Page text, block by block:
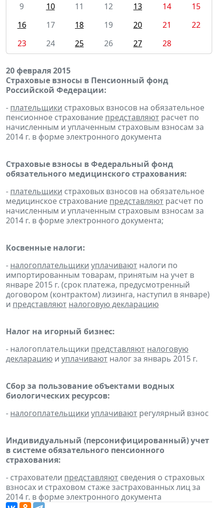
9
10 11 12 13 14
15
16
17 18 19 20 21
22
23
24 25 26 27 28
20 февраля 2015
Страховые взносы в Пенсионный фонд
Российской Федерации:
- плательщики страховых взносов на обязательное
пенсионное страхование представляют расчет по
начисленным и уплаченным страховым взносам за
2014 г. в форме электронного документа
Страховые взносы в Федеральный фонд
обязательного медицинского страхования:
- плательщики страховых взносов на обязательное
медицинское страхование представляют расчет по
начисленным и уплаченным страховым взносам за
2014 г. в форме электронного документа;
Косвенные налоги:
- налогоплательщики уплачивают налоги по
импортированным товарам, принятым на учет в
январе 2015 г. (срок платежа, предусмотренный
договором (контрактом) лизинга, наступил в январе)
и представляют налоговую декларацию
Налог на игорный бизнес:
- налогоплательщики представляют налоговую
декларацию и уплачивают налог за январь 2015 г.
Сбор за пользование объектами водных
биологических ресурсов:
- налогоплательщики уплачивают регулярный взнос
Индивидуальный (персонифицированный) учет
в системе обязательного пенсионного
страхования:
- страхователи представляют сведения о страховых
взносах и страховом стаже застрахованных лиц за
2014 г. в форме электронного документа